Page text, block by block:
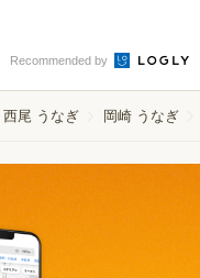
Recommended by
尾 うなぎ 岡崎 うなぎ